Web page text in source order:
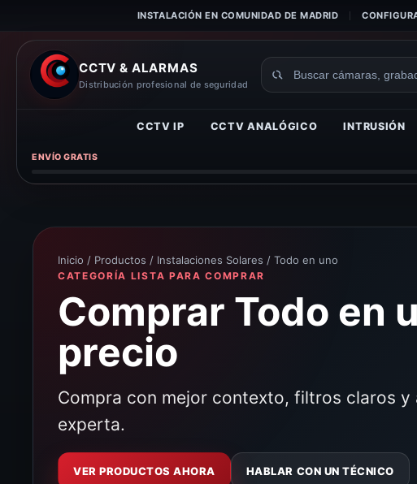
INSTALACIÓN EN COMUNIDAD DE MADRID
CCTV & ALARMAS
Distribución profesional de seguridad
Buscar
CCTV IP CCTV ANALÓGICO INTRUSIÓN
ENVÍO GRATIS
Inicio / Productos / Instalaciones Solares / Todo en uno
CATEGORÍA LISTA PARA COMPRAR
Comprar Todo en
precio
Compra con mejor contexto, filtros claros y
experta.
VER PRODUCTOS AHORA HABLAR CON UN TÉCNICO